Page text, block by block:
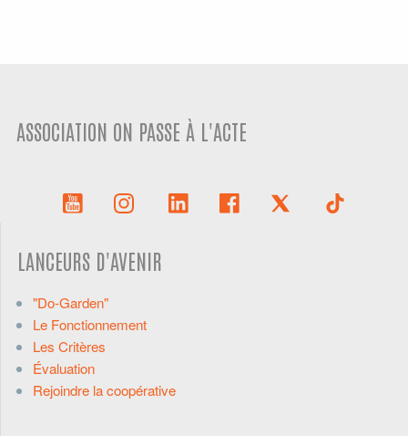
ASSOCIATION ON PASSE À L'ACTE
LANCEURS D'AVENIR
"Do-Garden"
Le Fonctionnement
Les Critères
Évaluation
Rejoindre la coopérative